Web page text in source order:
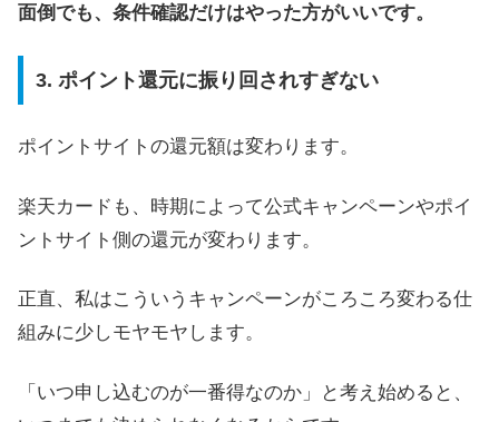
面倒でも、条件確認だけはやった方がいいです。
3. ポイント還元に振り回されすぎない
ポイントサイトの還元額は変わります。
楽天カードも、時期によって公式キャンペーンやポイ
ントサイト側の還元が変わります。
正直、私はこういうキャンペーンがころころ変わる仕
組みに少しモヤモヤします。
「いつ申し込むのが一番得なのか」と考え始めると、